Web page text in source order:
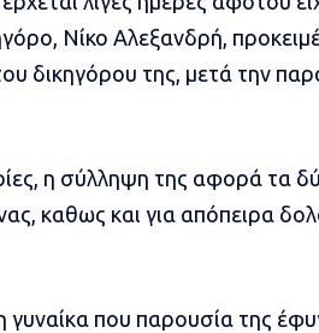
Νίκο Αλεξανδρή,
δικηγόρου της, μετά την
η σύλληψη της αφορά τα
καθως και για απόπειρα
γυναίκα που παρουσία της